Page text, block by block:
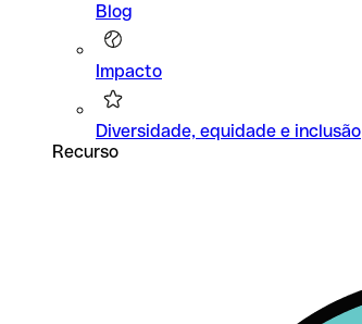
Blog
Impacto
Diversidade, equidade e inclusão
Recurso